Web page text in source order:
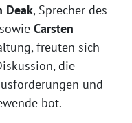
Deak, Sprecher des
Carsten
freuten sich
die
und
bot.